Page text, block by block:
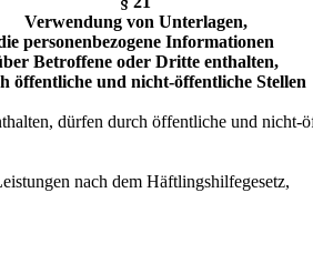
Verwendung von Unterlagen,
personenbezogene Informationen
Betroffene oder Dritte enthalten,
öffentliche und nicht-öffentliche Stellen
dürfen durch öffentliche und
nach dem Häftlingshilfegesetz,